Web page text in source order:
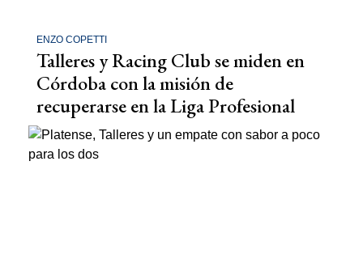
ENZO COPETTI
Talleres y Racing Club se miden en
Córdoba con la misión de
recuperarse en la Liga Profesional